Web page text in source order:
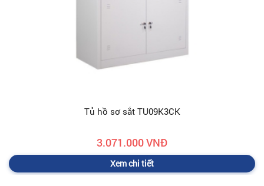
Tủ hồ sơ sắt TU09K3CK
3.071.000 VNĐ
Xem chi tiết